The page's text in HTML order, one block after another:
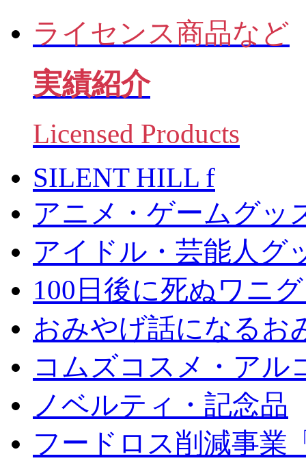
ライセンス商品など
実績紹介
Licensed Products
SILENT HILL f
アニメ・ゲームグッ
アイドル・芸能人グ
100日後に死ぬワニ
おみやげ話になるお
コムズコスメ・アル
ノベルティ・記念品
フードロス削減事業